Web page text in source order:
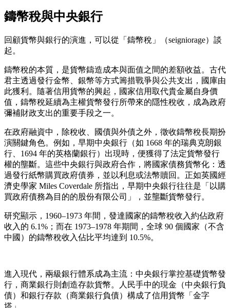
鑄幣稅與中央銀行
回顧貨幣與銀行的演進，可以從「鑄幣稅」（seigniorage）談
起。
鑄幣稅的本質，是貨幣鑄造成本與面值之間的差額收益。古代
君主透過發行金幣、銀幣等方式籌措戰爭與公共支出，國庫由
此獲利。隨著信用貨幣的興起，國家信用取代貴金屬自身價
值，鑄幣稅延續為主權貨幣發行所帶來的隱性稅收，成為政府
彌補財政支出的重要手段之一。
在政府融資中，除稅收、國債與外債之外，徵收鑄幣稅長期扮
演關鍵角色。例如，早期中央銀行（如 1668 年的瑞典克朗銀
行、1694 年的英格蘭銀行）出現時，便獲得了法定貨幣發行
權的壟斷。這些中央銀行與政府合作，將國家債務貨幣化：透
過發行紙幣購買政府債券，並以利息或法幣贖回。正如英國經
濟史學家 Miles Coverdale 所指出，早期中央銀行往往是「以購
買政府債務為目的的股份有限公司」，並壟斷貨幣發行。
研究顯示，1960–1973 年間，發達國家的鑄幣稅收入約佔政府
收入的 6.1%；而在 1973–1978 年期間，全球 90 個國家（不含
中國）的鑄幣稅收入佔比平均達到 10.5%。
進入現代，兩級銀行體系成為主流：中央銀行掌控基礎貨幣發
行，商業銀行則創造存款貨幣。人民手中的現金（中央銀行負
債）和銀行存款（商業銀行負債）構成了信用貨幣「金字
塔」。